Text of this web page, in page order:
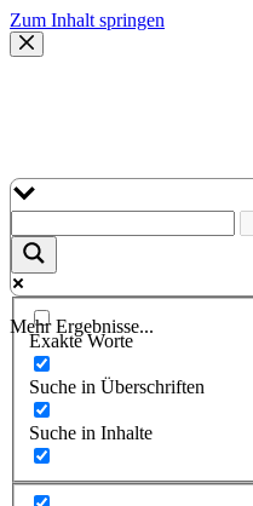
Zum Inhalt springen
Mehr Ergebnisse...
Exakte Worte
Suche in Überschriften
Suche in Inhalte